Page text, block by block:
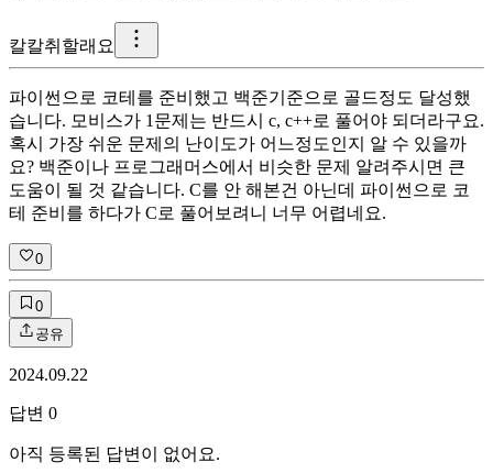
칼칼취할래요
파이썬으로 코테를 준비했고 백준기준으로 골드정도 달성했
습니다. 모비스가 1문제는 반드시 c, c++로 풀어야 되더라구요.
혹시 가장 쉬운 문제의 난이도가 어느정도인지 알 수 있을까
요? 백준이나 프로그래머스에서 비슷한 문제 알려주시면 큰
도움이 될 것 같습니다. C를 안 해본건 아닌데 파이썬으로 코
테 준비를 하다가 C로 풀어보려니 너무 어렵네요.
0
0
공유
2024.09.22
답변 0
아직 등록된 답변이 없어요.